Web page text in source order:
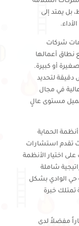
بل يمتد إلى
شركات
أعمالها
أو كبيرة.
لتحديد
في مجال
مستوى عالٍ
الحماية
تقدم استشارات
اختيار الأنظمة
شاملة
الوادي بشكل
تمتلك خبرة
مفضلاً لدى